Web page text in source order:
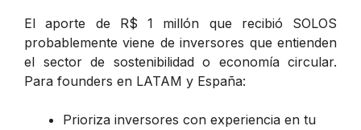
El aporte de R$ 1 millón que recibió SOLOS
probablemente viene de inversores que entienden
el sector de sostenibilidad o economía circular.
Para founders en LATAM y España:
Prioriza inversores con experiencia en tu